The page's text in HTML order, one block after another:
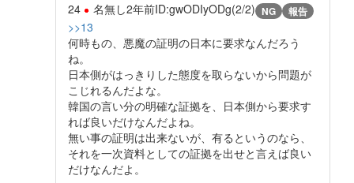
24 名無し2年前ID:gwODIyODg(2/2) NG 報告
>>13
何時もの、悪魔の証明の日本に要求なんだろう
ね。
日本側がはっきりした態度を取らないから問題が
こじれるんだよな。
韓国の言い分の明確な証拠を、日本側から要求す
れば良いだけなんだよね。
無い事の証明は出来ないが、有るというのなら、
それを一次資料としての証拠を出せと言えば良い
だけなんだよ。